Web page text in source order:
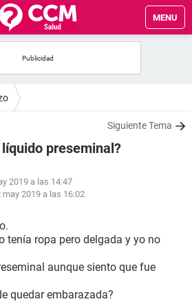
MENU
Siguiente Tema
preseminal?
2019 a las 14:47
may 2019 a las 16:02
tenía ropa pero delgada y yo no
aunque siento que fue
quedar embarazada?